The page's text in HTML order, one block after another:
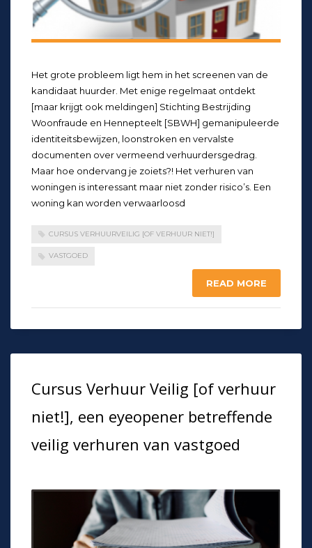
Het grote probleem ligt hem in het screenen van de
kandidaat huurder. Met enige regelmaat ontdekt
[maar krijgt ook meldingen] Stichting Bestrijding
Woonfraude en Hennepteelt [SBWH] gemanipuleerde
identiteitsbewijzen, loonstroken en vervalste
documenten over vermeend verhuurdersgedrag.
Maar hoe ondervang je zoiets?! Het verhuren van
woningen is interessant maar niet zonder risico’s. Een
woning kan worden verwaarloosd
CURSUS VERHUURVEILIG [OF VERHUUR NIET!]
VASTGOED
READ MORE
Cursus Verhuur Veilig [of verhuur
niet!], een eyeopener betreffende
veilig verhuren van vastgoed